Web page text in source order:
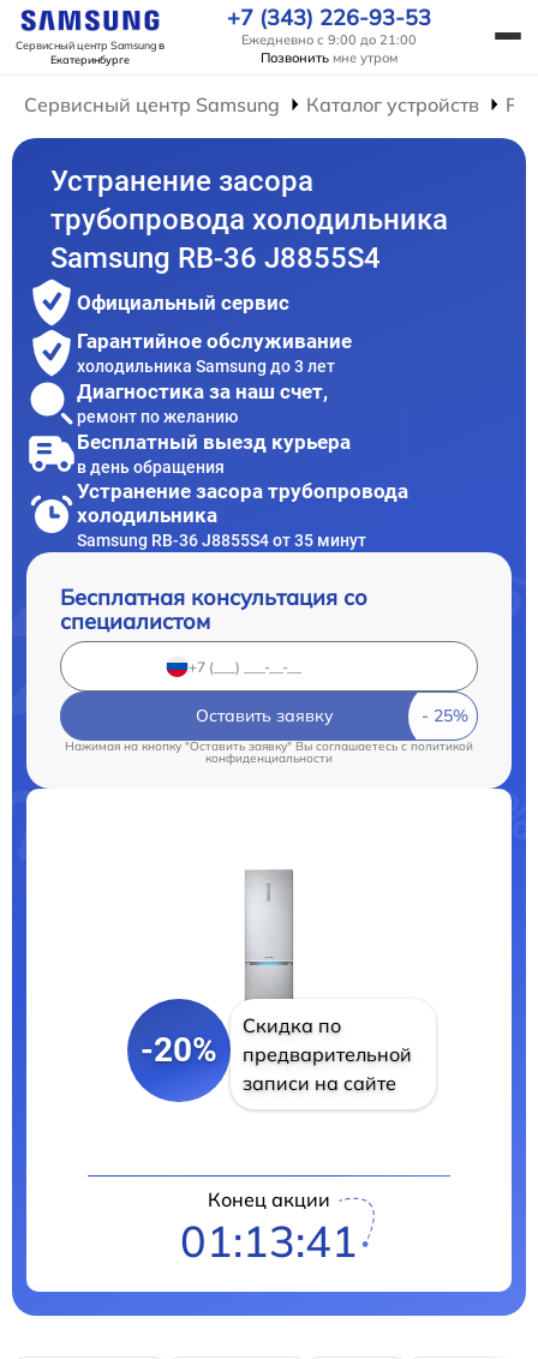
Сервисный центр Samsungв
Екатеринбурге
+7 (343) 226-93-53
Ежедневно с 9:00 до 21:00
Позвонить мне утром
Сервисный центр Samsung Каталог устройств
Устранение засора
трубопровода холодильника
Samsung RB-36 J8855S4
Официальный сервис
Гарантийное обслуживание
холодильника Samsung до 3 лет
Диагностика за наш счет,
ремонт по желанию
Бесплатный выезд курьера
в день обращения
Устранение засора трубопровода
холодильника
Samsung RB-36 J8855S4 от 35 минут
Бесплатная консультация со
специалистом
Оставить заявку
Нажимая на кнопку "Оставить заявку" Вы соглашаетесь c политикой
конфиденциальности
-20%
Скидка по
предварительной
записи на сайте
Конец акции
01:13:40